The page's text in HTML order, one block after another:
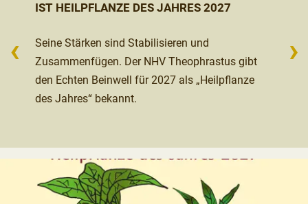
‹
IST HEILPFLANZE DES JAHRES 2027
Seine Stärken sind Stabilisieren und
Zusammenfügen. Der NHV Theophrastus gibt
den Echten Beinwell für 2027 als „Heilpflanze
des Jahres“ bekannt.
›